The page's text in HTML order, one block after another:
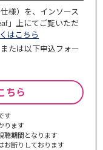
様）を、インソース
」上にてご覧いただ
はこちら
たは以下申込フォー
ちら
す
ります
聴期間となります
お断りしております